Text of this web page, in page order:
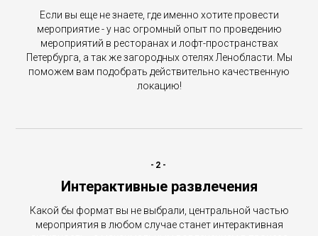
Если вы еще не знаете, где именно хотите провести
мероприятие - у нас огромный опыт по проведению
мероприятий в ресторанах и лофт-пространствах
Петербурга, а так же загородных отелях Ленобласти. Мы
поможем вам подобрать действительно качественную
локацию!
-2-
Интерактивные развлечения
Какой бы формат вы не выбрали, центральной частью
мероприятия в любом случае станет интерактивная